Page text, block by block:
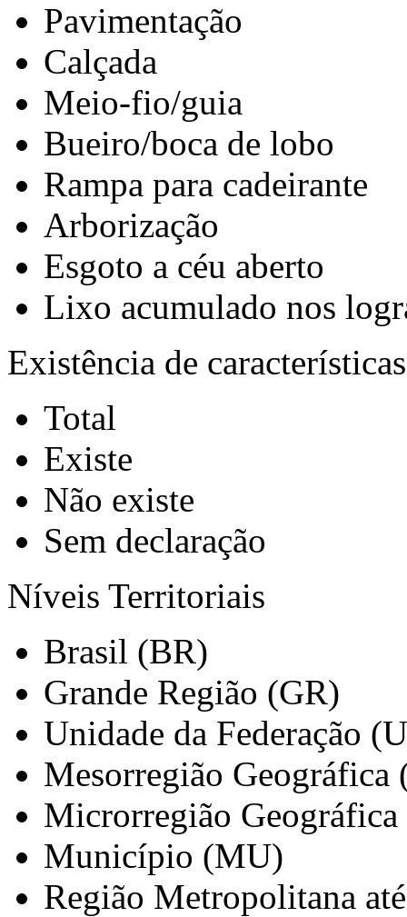
Pavimentação
Calçada
Meio-fio/guia
Bueiro/boca de lobo
Rampa para cadeirante
Arborização
Esgoto a céu aberto
Lixo acumulado nos
Existência de
Total
Existe
Não existe
Sem declaração
Níveis Territoriais
Brasil (BR)
Grande Região (GR)
Unidade da Federação
Mesorregião Geográfica
Microrregião
Município (MU)
Região Metropolitana